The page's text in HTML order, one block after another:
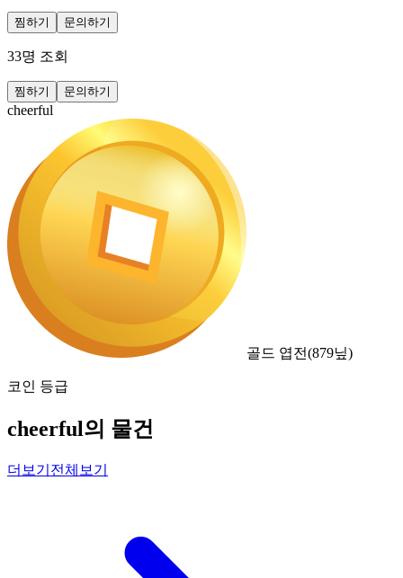
찜하기 문의하기
33명 조회
찜하기 문의하기
cheerful
골드 엽전(879닢)
코인 등급
cheerful의 물건
더보기 전체보기